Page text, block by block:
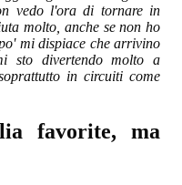
vedo l'ora di tornare in
molto, anche se non ho
mi dispiace che arrivino
sto divertendo molto a
in circuiti come
favorite, ma